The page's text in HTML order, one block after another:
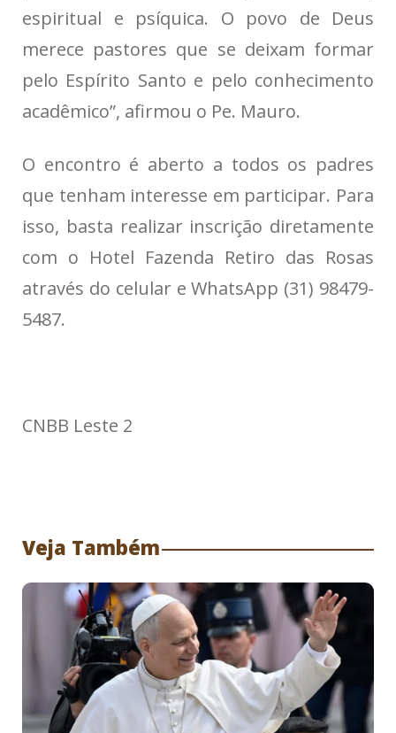
espiritual e psíquica. O povo de Deus
merece pastores que se deixam formar
pelo Espírito Santo e pelo conhecimento
acadêmico”, afirmou o Pe. Mauro.
O encontro é aberto a todos os padres
que tenham interesse em participar. Para
isso, basta realizar inscrição diretamente
com o Hotel Fazenda Retiro das Rosas
através do celular e WhatsApp (31) 98479-
5487.
CNBB Leste 2
Veja Também